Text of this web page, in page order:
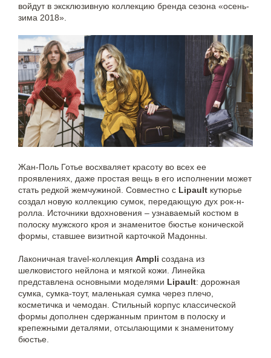
войдут в эксклюзивную коллекцию бренда сезона «осень-
зима 2018».
Жан-Поль Готье восхваляет красоту во всех ее
проявлениях, даже простая вещь в его исполнении может
стать редкой жемчужиной. Совместно с Lipault кутюрье
создал новую коллекцию сумок, передающую дух рок-н-
ролла. Источники вдохновения – узнаваемый костюм в
полоску мужского кроя и знаменитое бюстье конической
формы, ставшее визитной карточкой Мадонны.
Лаконичная travel-коллекция Ampli создана из
шелковистого нейлона и мягкой кожи. Линейка
представлена основными моделями Lipault: дорожная
сумка, сумка-тоут, маленькая сумка через плечо,
косметичка и чемодан. Стильный корпус классической
формы дополнен сдержанным принтом в полоску и
крепежными деталями, отсылающими к знаменитому
бюстье.